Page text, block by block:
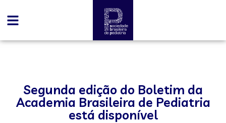
Segunda edição do Boletim da
Academia Brasileira de Pediatria
está disponível